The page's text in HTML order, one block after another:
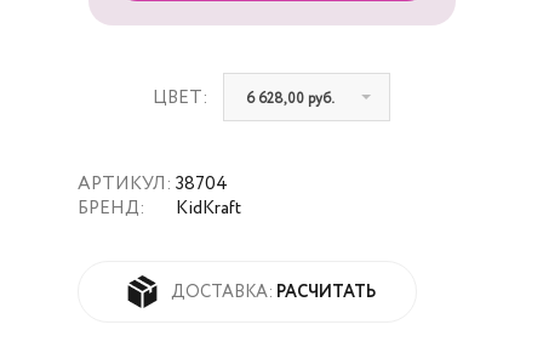
АРТИКУЛ:
БРЕНД:
38704
KidKraft
ДОСТАВКА: РАСЧИТАТЬ
ЦВЕТ: 6 628,00 руб.